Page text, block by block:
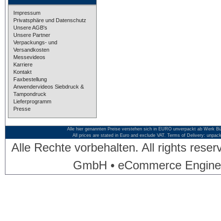
Impressum
Privatsphäre und Datenschutz
Unsere AGB's
Unsere Partner
Verpackungs- und
Versandkosten
Messevideos
Karriere
Kontakt
Faxbestellung
Anwendervideos Siebdruck &
Tampondruck
Lieferprogramm
Presse
Alle hier genannten Preise verstehen sich in EURO unverpackt ab Werk
All prices are stated in Euro and exclude VAT. Terms of Delivery:
Alle Rechte vorbehalten. All rights
GmbH • eCommerce